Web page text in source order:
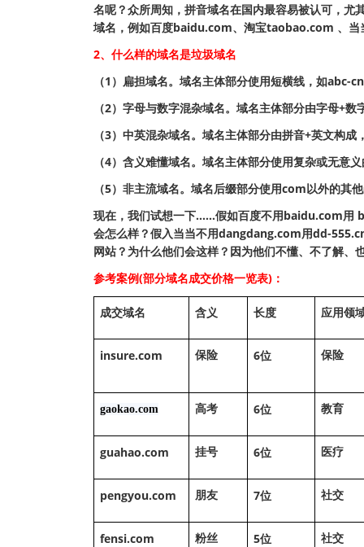
名呢？众所周知，拼音域名在国内最容易被认可，尤
域名，例如百度baidu.com、淘宝taobao.com 、
2、什么样的域名是垃圾域名
（1）扁担域名。域名主体部分使用短横线，如abc-
（2）字母与数字混杂域名。域名主体部分由字母+
（3）中英混杂域名。域名主体部分由拼音+英文构
（4）含义难懂域名。域名主体部分使用复杂或无
（5）非主流域名。域名后缀部分使用com以外的
现在，我们试想一下……假如百度不用baidu.com用
会怎么样？假入当当不用dangdang.com用dd-
网站？为什么他们会这样？因为他们不懂、不了解、
参考案例(部分域名成交价格一览表)：
成交域名 含义 长度 应用领
insure.com 保险 6位 保险
gaokao.com 高考 6位 教育
guahao.com 挂号 6位 医疗
pengyou.com 朋友 7位 社交
fensi.com 粉丝 5位 社交